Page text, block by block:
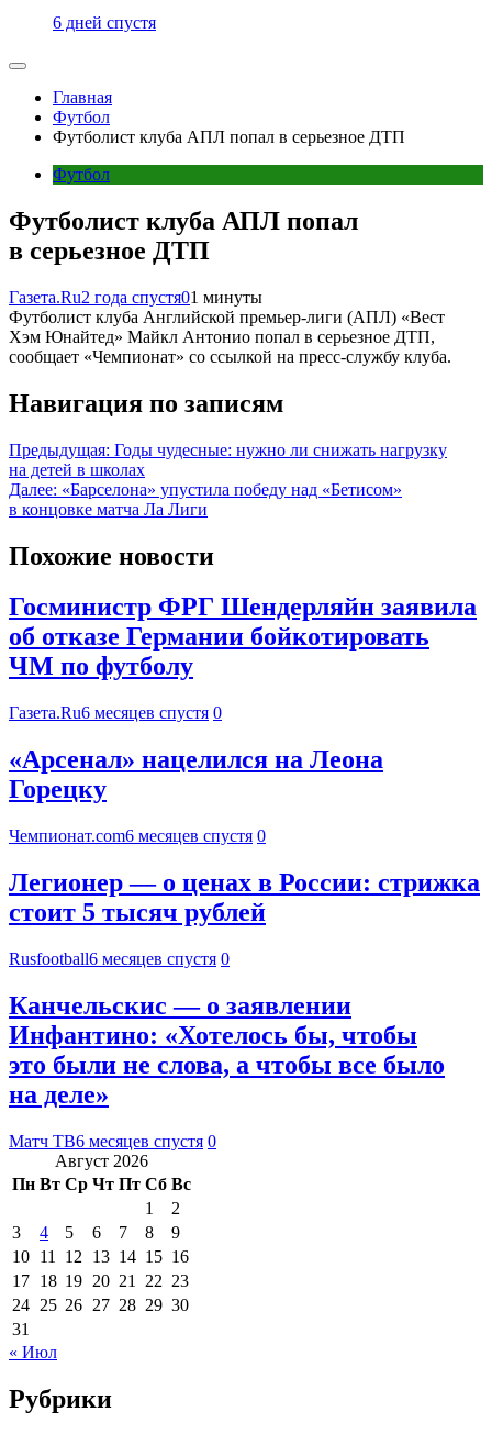
6 дней спустя
Главная
Футбол
Футболист клуба АПЛ попал в серьезное ДТП
Футбол
Футболист клуба АПЛ попал
в серьезное ДТП
Газета.Ru2 года спустя01 минуты
Футболист клуба Английской премьер-лиги (АПЛ) «Вест
Хэм Юнайтед» Майкл Антонио попал в серьезное ДТП,
сообщает «Чемпионат» со ссылкой на пресс-службу клуба.
Навигация по записям
Предыдущая: Годы чудесные: нужно ли снижать нагрузку
на детей в школах
Далее: «Барселона» упустила победу над «Бетисом»
в концовке матча Ла Лиги
Похожие новости
Госминистр ФРГ Шендерляйн заявила
об отказе Германии бойкотировать
ЧМ по футболу
Газета.Ru6 месяцев спустя 0
«Арсенал» нацелился на Леона
Горецку
Чемпионат.com6 месяцев спустя 0
Легионер — о ценах в России: стрижка
стоит 5 тысяч рублей
Rusfootball6 месяцев спустя 0
Канчельскис — о заявлении
Инфантино: «Хотелось бы, чтобы
это были не слова, а чтобы все было
на деле»
Матч ТВ6 месяцев спустя 0
Август 2026
Пн Вт Ср Чт Пт Сб Вс
1
2
3
4 5 6 7 8
9
10 11 12 13 14 15 16
17 18 19 20 21 22 23
24 25 26 27 28 29 30
31
« Июл
Рубрики